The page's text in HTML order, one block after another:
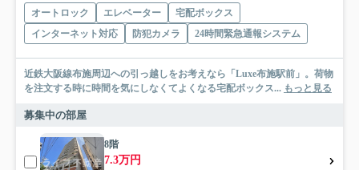
オートロック エレベーター
宅配ボックス
インターネット対応
防犯カメラ 24時間緊急通報システム
近鉄大阪線布施周辺への引っ越しをお考えなら「Luxe布施駅前」。荷物
を注文する時に時間を気にしなくてよくなる宅配ボックス... もっと見る
募集中の部屋
8階
7.3万円